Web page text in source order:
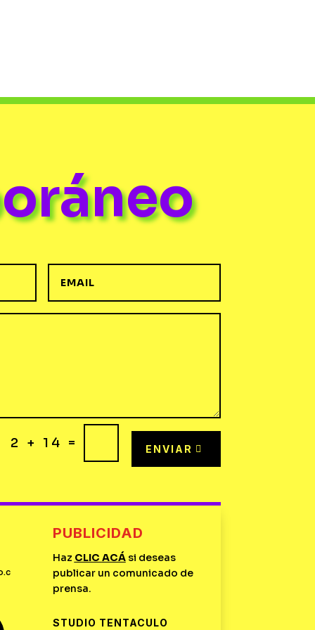
2 + 14 = ENVIAR
PUBLICIDAD
Haz CLIC ACÁsi deseas
publicar un comunicado de
prensa.
STUDIO TENTACULO